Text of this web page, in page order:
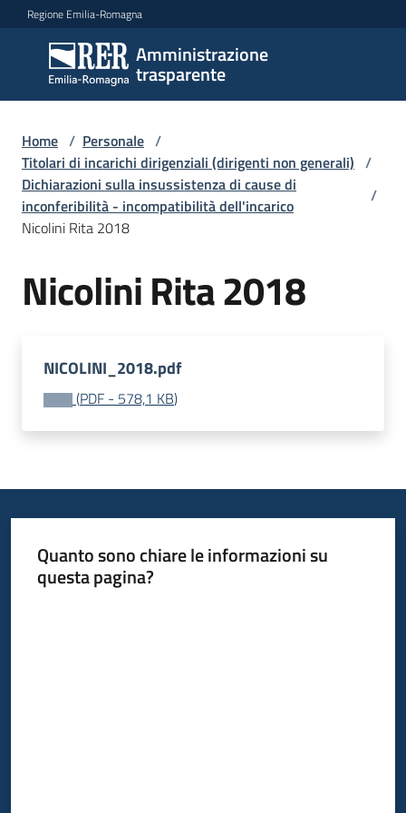
Vai al contenuto
Vai alla navigazione
Vai al footer
Regione Emilia-Romagna
Amministrazione
trasparente
Amministrazione
trasparente
Sottosezioni
Accesso
Home / Personale /
Titolari di incarichi dirigenziali (dirigenti non generali) /
Dichiarazioni sulla insussistenza di cause di
inconferibilità - incompatibilità dell'incarico
/
Nicolini Rita 2018
Nicolini Rita 2018
NICOLINI_2018.pdf
(PDF - 578,1 KB)
Quanto sono chiare le informazioni su
questa pagina?